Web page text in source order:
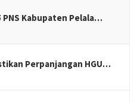
PNS Kabupaten Pelala…
Perpanjangan HGU…